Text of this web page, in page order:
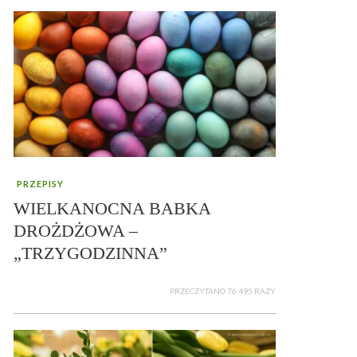
PRZEPISY
WIELKANOCNA BABKA
DROŻDŻOWA –
„TRZYGODZINNA”
PRZECZYTANO 76 495 RAZY